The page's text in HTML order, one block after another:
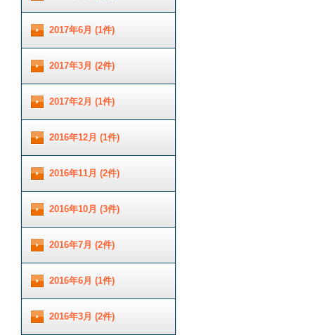
2017年6月 (1件)
2017年3月 (2件)
2017年2月 (1件)
2016年12月 (1件)
2016年11月 (2件)
2016年10月 (3件)
2016年7月 (2件)
2016年6月 (1件)
2016年3月 (2件)